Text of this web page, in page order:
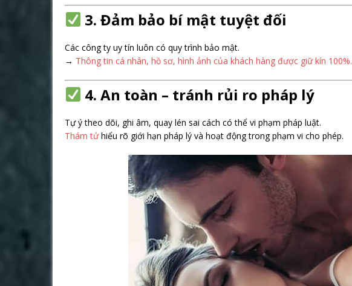
3. Đảm bảo bí mật tuyệt đối
Các công ty uy tín luôn có quy trình bảo mật.
→ Thông tin cá nhân, hồ sơ, hình ảnh của khách hàng được giữ kín 100%.
4. An toàn – tránh rủi ro pháp lý
Tự ý theo dõi, ghi âm, quay lén sai cách có thể vi phạm pháp luật.
Thám tửhiểu rõ giới hạn pháp lý và hoạt động trong phạm vi cho phép.